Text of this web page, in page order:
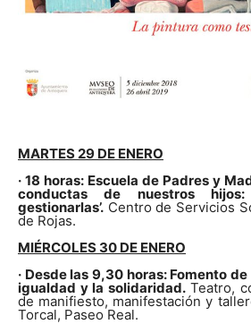
MARTES 29 DE ENERO
· 18 horas: Escuela de Padres y
conductas de nuestros
gestionarlas’. Centro de Servicios
de Rojas.
MIÉRCOLES 30 DE ENERO
· Desde las 9,30 horas: Fomento
igualdad y la solidaridad.Teatro,
de manifiesto, manifestación y
Torcal, Paseo Real.